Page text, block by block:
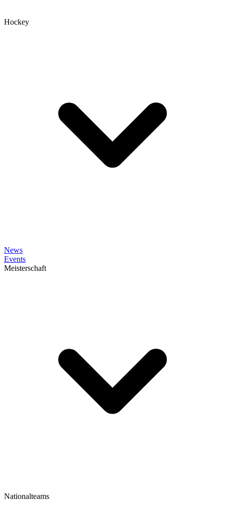
Hockey
News
Events
Meisterschaft
Nationalteams